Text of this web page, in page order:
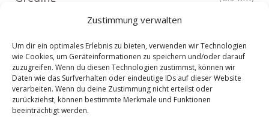
Zustimmung verwalten
Um dir ein optimales Erlebnis zu bieten, verwenden wir Technologien
wie Cookies, um Geräteinformationen zu speichern und/oder darauf
zuzugreifen. Wenn du diesen Technologien zustimmst, können wir
Daten wie das Surfverhalten oder eindeutige IDs auf dieser Website
verarbeiten. Wenn du deine Zustimmung nicht erteilst oder
zurückziehst, können bestimmte Merkmale und Funktionen
beeinträchtigt werden.
Ingolstadt Pettenhofen (9.24 km)
Lenting (9.24 km)
Ingolstadt Etting
Ingolstadt Irgertsheim